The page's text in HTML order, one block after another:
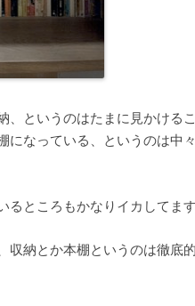
、というのはたまに見かける
になっている、というのは中
るところもかなりイカしてます
収納とか本棚というのは徹底